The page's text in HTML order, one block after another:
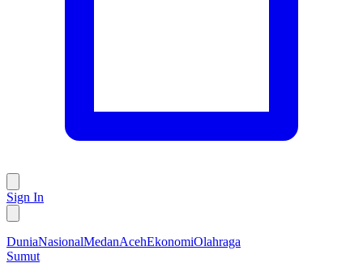
Sign In
DuniaNasionalMedanAcehEkonomiOlahraga
Sumut